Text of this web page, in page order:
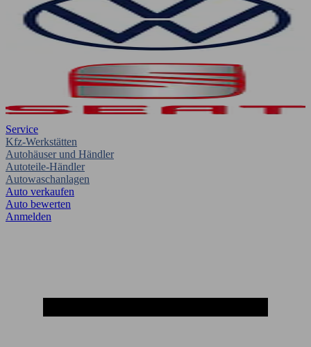
Service
Kfz-Werkstätten
Autohäuser und Händler
Autoteile-Händler
Autowaschanlagen
Auto verkaufen
Auto bewerten
Anmelden